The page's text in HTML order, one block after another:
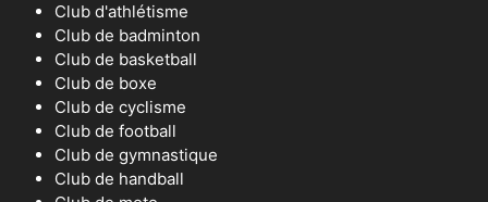
Club d'athlétisme
Club de badminton
Club de basketball
Club de boxe
Club de cyclisme
Club de football
Club de gymnastique
Club de handball